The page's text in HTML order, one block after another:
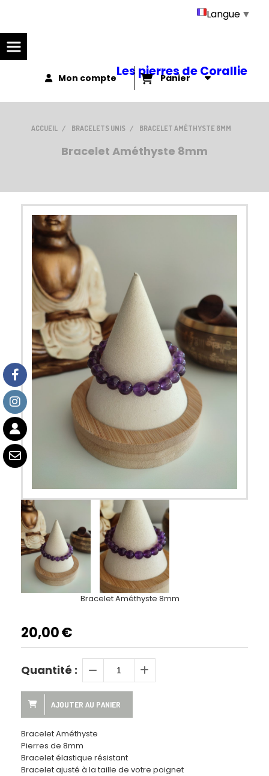
Les pierres de Corallie
Mon compte Panier
ACCUEIL BRACELETS UNIS BRACELET AMÉTHYSTE 8MM
Bracelet Améthyste 8mm
Bracelet Améthyste 8mm
20,00€
Quantité :
AJOUTER AU PANIER
Bracelet Améthyste
Pierres de 8mm
Bracelet élastique résistant
Bracelet ajusté à la taille de votre poignet
Langue ▼